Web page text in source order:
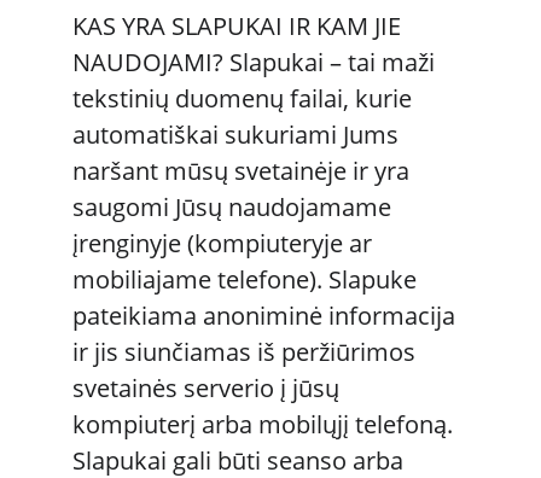
KAS YRA SLAPUKAI IR KAM JIE
NAUDOJAMI? Slapukai – tai maži
tekstinių duomenų failai, kurie
automatiškai sukuriami Jums
naršant mūsų svetainėje ir yra
saugomi Jūsų naudojamame
įrenginyje (kompiuteryje ar
mobiliajame telefone). Slapuke
pateikiama anoniminė informacija
ir jis siunčiamas iš peržiūrimos
svetainės serverio į jūsų
kompiuterį arba mobilųjį telefoną.
Slapukai gali būti seanso arba